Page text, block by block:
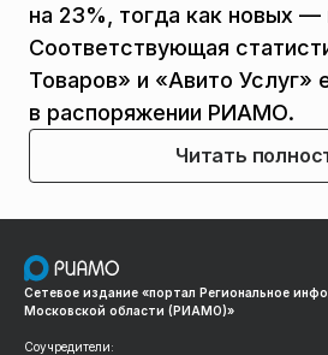
на 23%, тогда как новых —
Соответствующая
Товаров» и «Авито Услуг»
в распоряжении РИАМО.
Читать
Сетевое издание «портал Региональное
Московской области (РИАМО)»
Соучредители: